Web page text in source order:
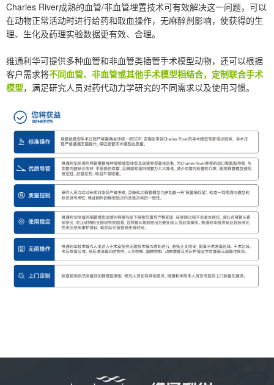
Charles River成熟的血管/非血管埋置技术可有效解决这一问题，可以
在动物正常活动时进行给药和取血操作，无麻醉剂影响，使获得的生
理、生化及药理实验数据更有效、合理。
维通利华可提供多种血管和非血管类插管手术模型动物，还可以根据
客户需求将不同血管、非血管或其他手术模型相结合，定制联合手术
模型，满足研究人员对药代动力学研究的不同需求以及使用习惯。